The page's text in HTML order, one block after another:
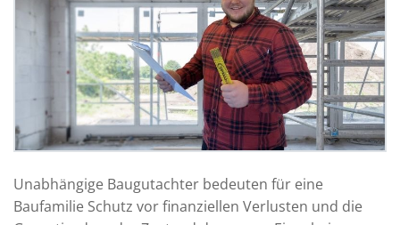
Unabhängige Baugutachter bedeuten für eine
Baufamilie Schutz vor finanziellen Verlusten und die